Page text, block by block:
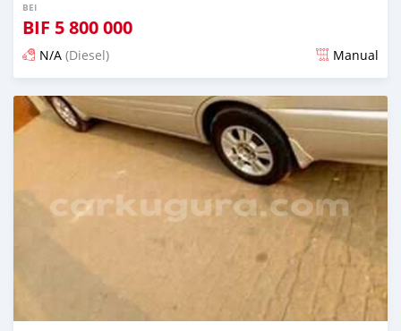
BEI
BIF 5 800 000
N/A (Diesel) Manual
Ilitangazwa karibia miaka 6 iliopita